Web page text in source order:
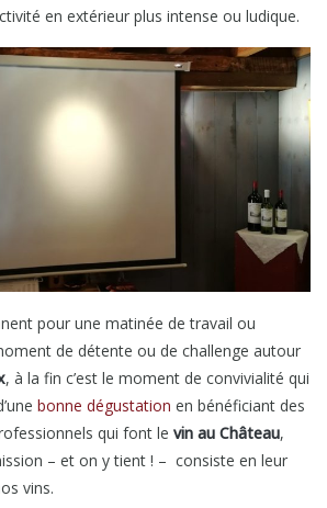
en extérieur plus intense ou ludique.
pour une matinée de travail ou
de détente ou de challenge autour
, à la fin c’est le moment de convivialité qui
bonne dégustation en bénéficiant des
qui font le vin au Château,
– et on y tient ! – consiste en leur
vins.